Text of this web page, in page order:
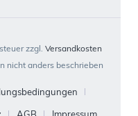
zzgl. Versandkosten
nicht anders beschrieben